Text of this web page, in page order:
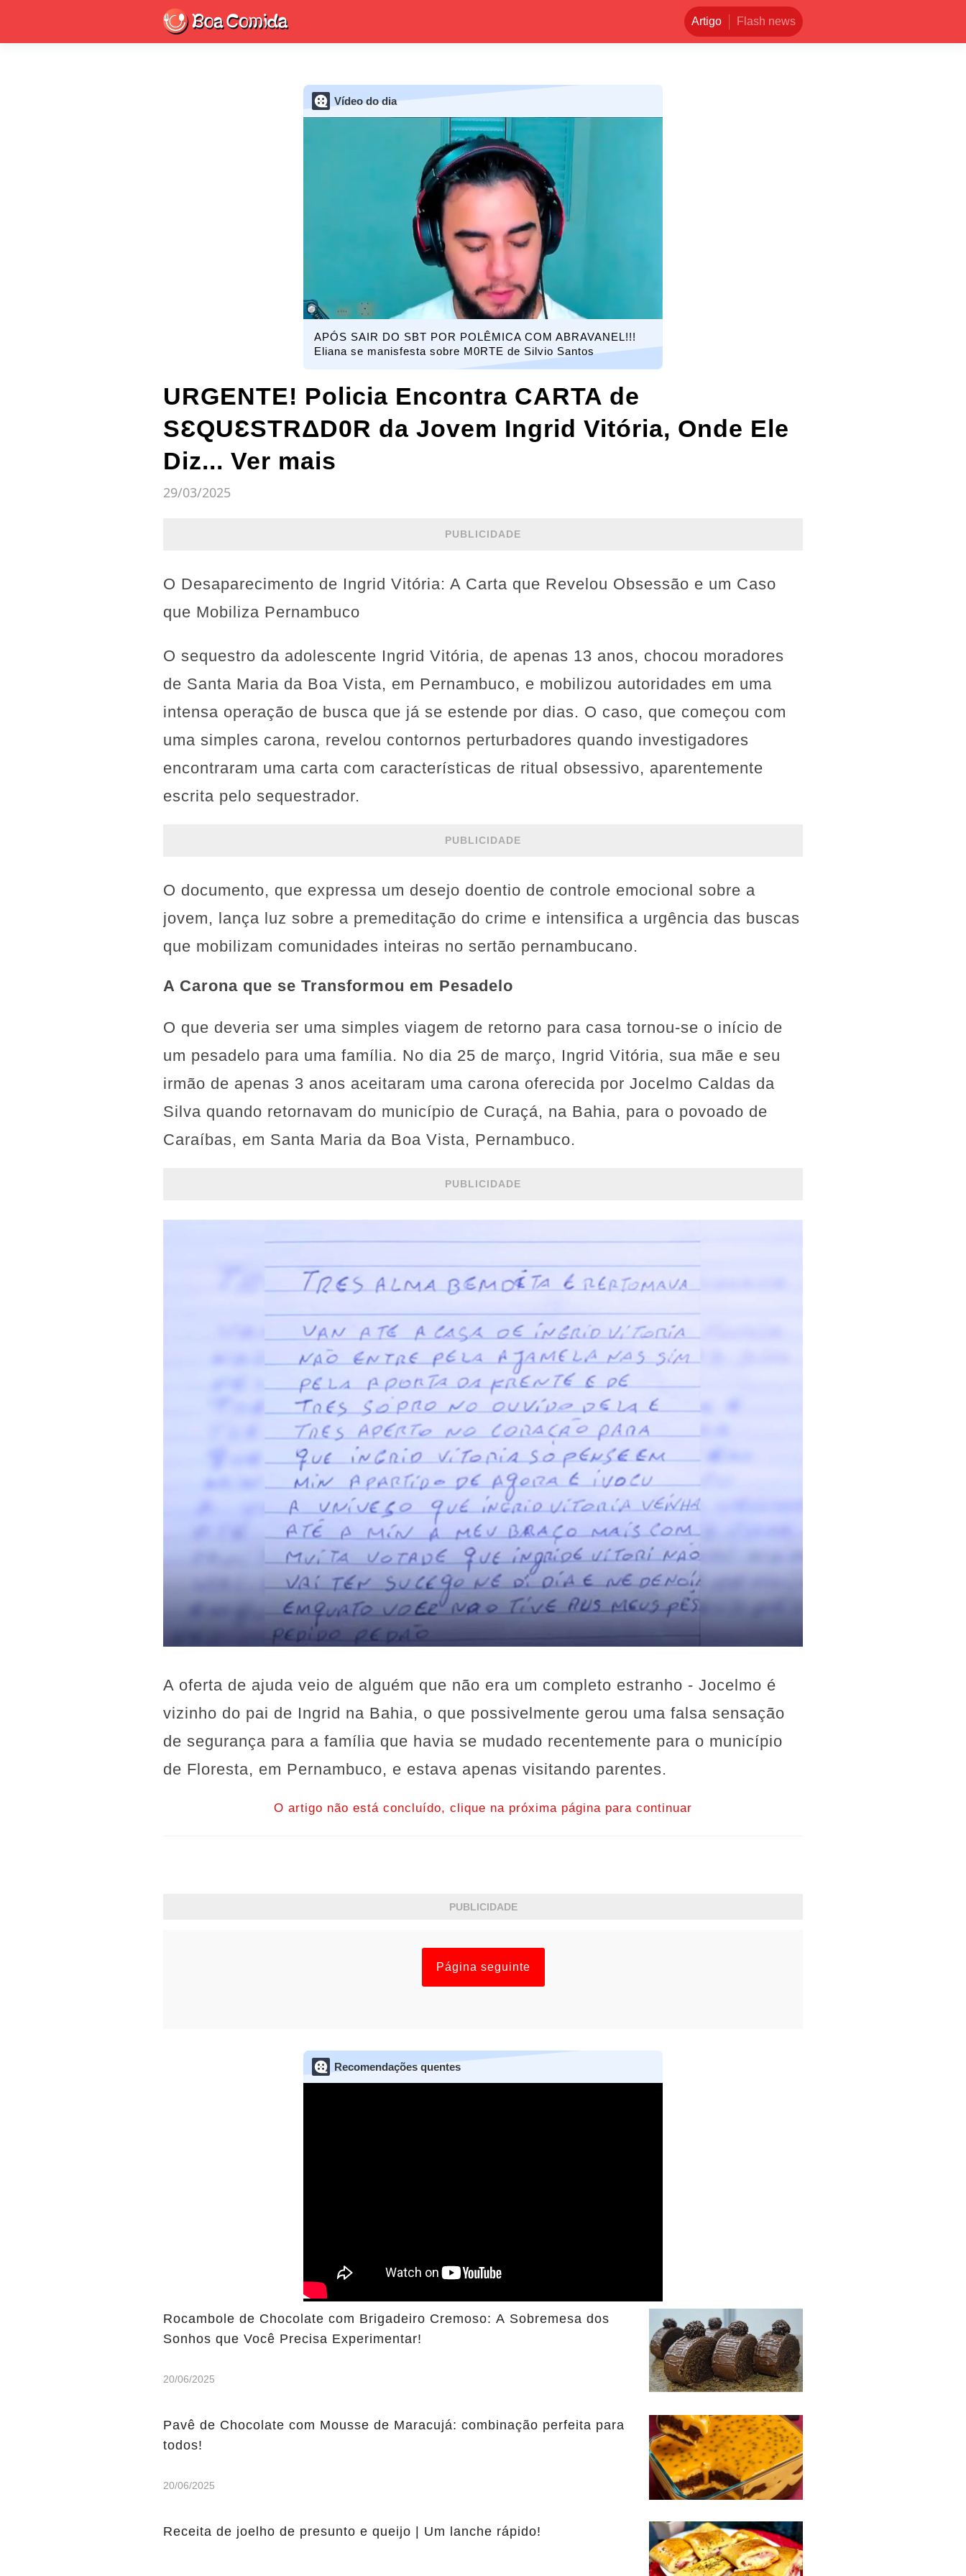
Artigo Flash news
Vídeo do dia
APÓS SAIR DO SBT POR POLÊMICA COM ABRAVANEL!!!
Eliana se manisfesta sobre M0RTE de Silvio Santos
URGENTE! Policia Encontra CARTA de
SƐQUƐSTRΔD0R da Jovem Ingrid Vitória, Onde Ele
Diz... Ver mais
29/03/2025
PUBLICIDADE
O Desaparecimento de Ingrid Vitória: A Carta que Revelou Obsessão e um Caso
que Mobiliza Pernambuco
O sequestro da adolescente Ingrid Vitória, de apenas 13 anos, chocou moradores
de Santa Maria da Boa Vista, em Pernambuco, e mobilizou autoridades em uma
intensa operação de busca que já se estende por dias. O caso, que começou com
uma simples carona, revelou contornos perturbadores quando investigadores
encontraram uma carta com características de ritual obsessivo, aparentemente
escrita pelo sequestrador.
PUBLICIDADE
O documento, que expressa um desejo doentio de controle emocional sobre a
jovem, lança luz sobre a premeditação do crime e intensifica a urgência das buscas
que mobilizam comunidades inteiras no sertão pernambucano.
A Carona que se Transformou em Pesadelo
O que deveria ser uma simples viagem de retorno para casa tornou-se o início de
um pesadelo para uma família. No dia 25 de março, Ingrid Vitória, sua mãe e seu
irmão de apenas 3 anos aceitaram uma carona oferecida por Jocelmo Caldas da
Silva quando retornavam do município de Curaçá, na Bahia, para o povoado de
Caraíbas, em Santa Maria da Boa Vista, Pernambuco.
PUBLICIDADE
A oferta de ajuda veio de alguém que não era um completo estranho - Jocelmo é
vizinho do pai de Ingrid na Bahia, o que possivelmente gerou uma falsa sensação
de segurança para a família que havia se mudado recentemente para o município
de Floresta, em Pernambuco, e estava apenas visitando parentes.
O artigo não está concluído, clique na próxima página para continuar
PUBLICIDADE
Página seguinte
Recomendações quentes
Rocambole de Chocolate com Brigadeiro Cremoso: A Sobremesa dos
Sonhos que Você Precisa Experimentar!
20/06/2025
Pavê de Chocolate com Mousse de Maracujá: combinação perfeita para
todos!
20/06/2025
Receita de joelho de presunto e queijo | Um lanche rápido!